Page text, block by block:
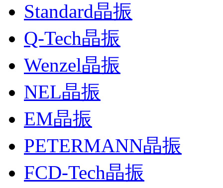
Standard晶振
Q-Tech晶振
Wenzel晶振
NEL晶振
EM晶振
PETERMANN晶振
FCD-Tech晶振